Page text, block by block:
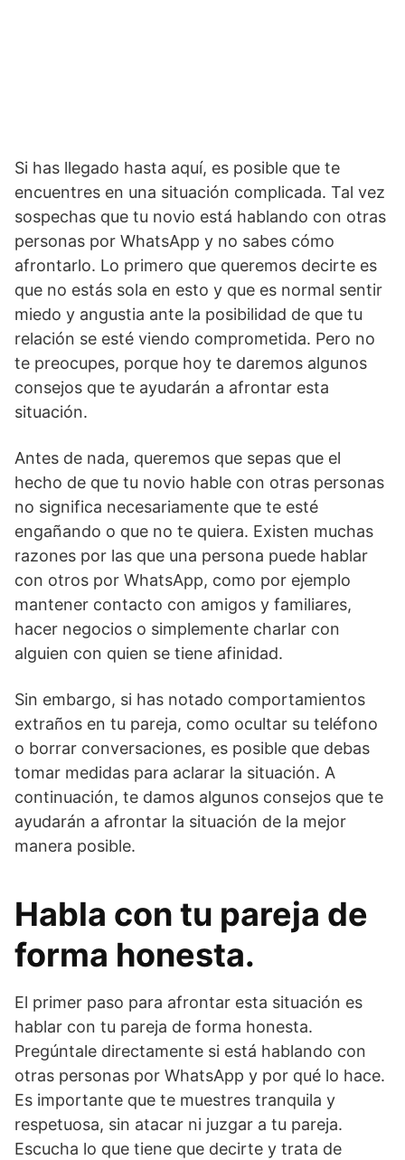
Si has llegado hasta aquí, es posible que te
encuentres en una situación complicada. Tal vez
sospechas que tu novio está hablando con otras
personas por WhatsApp y no sabes cómo
afrontarlo. Lo primero que queremos decirte es
que no estás sola en esto y que es normal sentir
miedo y angustia ante la posibilidad de que tu
relación se esté viendo comprometida. Pero no
te preocupes, porque hoy te daremos algunos
consejos que te ayudarán a afrontar esta
situación.
Antes de nada, queremos que sepas que el
hecho de que tu novio hable con otras personas
no significa necesariamente que te esté
engañando o que no te quiera. Existen muchas
razones por las que una persona puede hablar
con otros por WhatsApp, como por ejemplo
mantener contacto con amigos y familiares,
hacer negocios o simplemente charlar con
alguien con quien se tiene afinidad.
Sin embargo, si has notado comportamientos
extraños en tu pareja, como ocultar su teléfono
o borrar conversaciones, es posible que debas
tomar medidas para aclarar la situación. A
continuación, te damos algunos consejos que te
ayudarán a afrontar la situación de la mejor
manera posible.
Habla con tu pareja de
forma honesta.
El primer paso para afrontar esta situación es
hablar con tu pareja de forma honesta.
Pregúntale directamente si está hablando con
otras personas por WhatsApp y por qué lo hace.
Es importante que te muestres tranquila y
respetuosa, sin atacar ni juzgar a tu pareja.
Escucha lo que tiene que decirte y trata de